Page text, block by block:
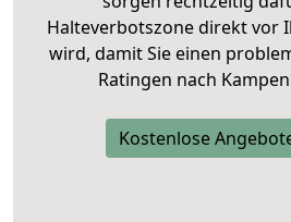
Halteverbotszone direkt vor
wird, damit Sie einen
Ratingen nach
Kostenlose